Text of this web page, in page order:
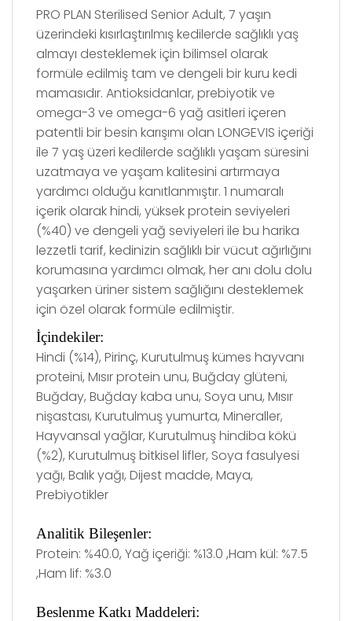
PRO PLAN Sterilised Senior Adult, 7 yaşın
üzerindeki kısırlaştırılmış kedilerde sağlıklı yaş
almayı desteklemek için bilimsel olarak
formüle edilmiş tam ve dengeli bir kuru kedi
mamasıdır. Antioksidanlar, prebiyotik ve
omega-3 ve omega-6 yağ asitleri içeren
patentli bir besin karışımı olan LONGEVIS içeriği
ile 7 yaş üzeri kedilerde sağlıklı yaşam süresini
uzatmaya ve yaşam kalitesini artırmaya
yardımcı olduğu kanıtlanmıştır. 1 numaralı
içerik olarak hindi, yüksek protein seviyeleri
(%40) ve dengeli yağ seviyeleri ile bu harika
lezzetli tarif, kedinizin sağlıklı bir vücut ağırlığını
korumasına yardımcı olmak, her anı dolu dolu
yaşarken üriner sistem sağlığını desteklemek
için özel olarak formüle edilmiştir.
İçindekiler:
Hindi (%14), Pirinç, Kurutulmuş kümes hayvanı
proteini, Mısır protein unu, Buğday glüteni,
Buğday, Buğday kaba unu, Soya unu, Mısır
nişastası, Kurutulmuş yumurta, Mineraller,
Hayvansal yağlar, Kurutulmuş hindiba kökü
(%2), Kurutulmuş bitkisel lifler, Soya fasulyesi
yağı, Balık yağı, Dijest madde, Maya,
Prebiyotikler
Analitik Bileşenler:
Protein: %40.0, Yağ içeriği: %13.0 ,Ham kül: %7.5
,Ham lif: %3.0
Beslenme Katkı Maddeleri: